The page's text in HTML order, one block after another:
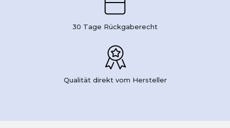
30 Tage Rückgaberecht
Qualität direkt vom Hersteller